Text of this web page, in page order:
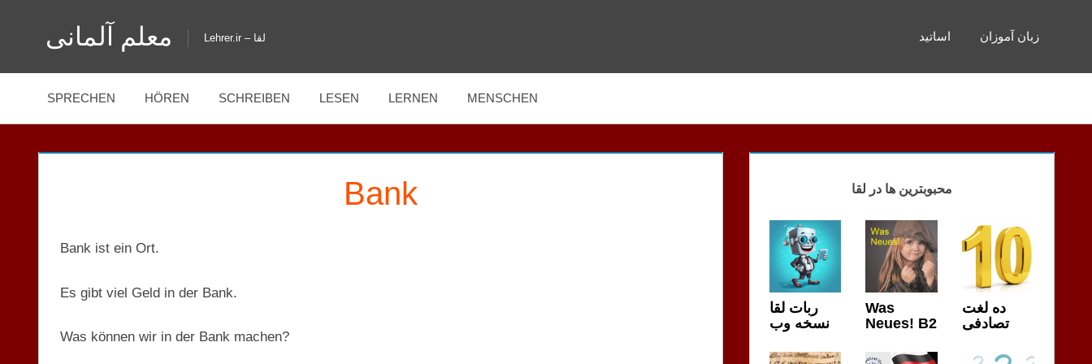
معلم آلمانی Lehrer.ir – لقا اساتید زبان آموزان
SPRECHEN HÖREN SCHREIBEN LESEN LERNEN MENSCHEN
Bank
Bank ist ein Ort.
Es gibt viel Geld in der Bank.
Was können wir in der Bank machen?
محبوبترین ها در لقا
ربات لقا
نسخه وب
Was
Neues! B2
ده لغت
تصادفی